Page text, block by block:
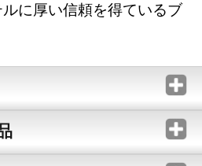
に厚い信頼を得ているブ